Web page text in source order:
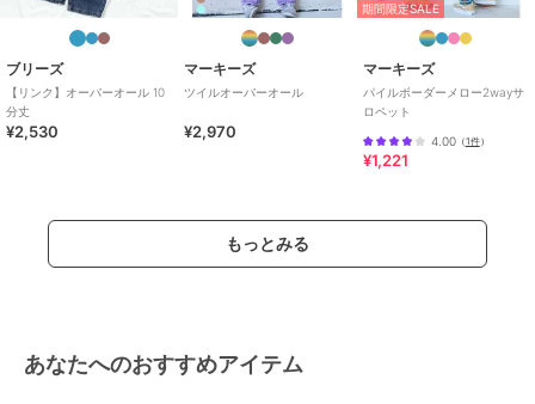
原産国 バングラデシュ製
ブリーズ
【リンク】オーバーオール 10
分丈
¥2,530
マーキーズ
ツイルオーバーオール
¥2,970
期間限定SALE
マーキーズ
パイルボーダーメロー2wayサ
ロペット
4.00（1件）
¥1,221
もっとみる
あなたへのおすすめアイテム